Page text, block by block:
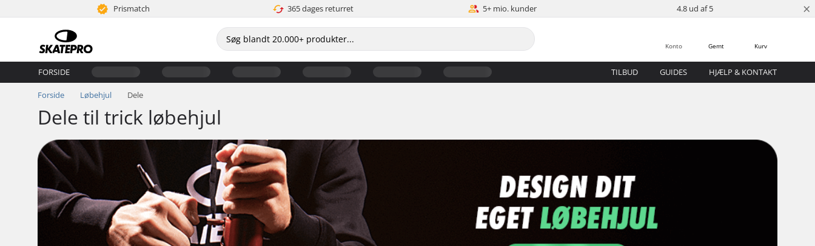
Prismatch 365 dages returret 5+ mio. kunder 4.8 ud af 5 ×
Kurv
Gemt
Konto
FORSIDE TILBUD GUIDES HJÆLP & KONTAKT
Forside Løbehjul Dele
Dele til trick løbehjul